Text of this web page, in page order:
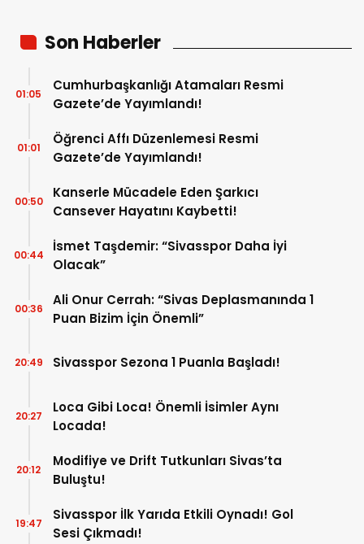
Son Haberler
Cumhurbaşkanlığı Atamaları Resmi
Gazete’de Yayımlandı!
01:05
Öğrenci Affı Düzenlemesi Resmi
Gazete’de Yayımlandı!
01:01
Kanserle Mücadele Eden Şarkıcı
Cansever Hayatını Kaybetti!
00:50
İsmet Taşdemir: “Sivasspor Daha İyi
Olacak”
00:44
Ali Onur Cerrah: “Sivas Deplasmanında 1
Puan Bizim İçin Önemli”
00:36
Sivasspor Sezona 1 Puanla Başladı!
20:49
Loca Gibi Loca! Önemli İsimler Aynı
Locada!
20:27
Modifiye ve Drift Tutkunları Sivas’ta
Buluştu!
20:12
Sivasspor İlk Yarıda Etkili Oynadı! Gol
Sesi Çıkmadı!
19:47